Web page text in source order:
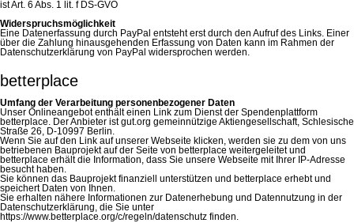
ist Art. 6 Abs. 1 lit. f DS-GVO
Widerspruchsmöglichkeit
Eine Datenerfassung durch PayPal entsteht erst durch den Aufruf des Links. Einer
über die Zahlung hinausgehenden Erfassung von Daten kann im Rahmen der
Datenschutzerklärung von PayPal widersprochen werden.
betterplace
Umfang der Verarbeitung personenbezogener Daten
Unser Onlineangebot enthält einen Link zum Dienst der Spendenplattform
betterplace. Der Anbieter ist gut.org gemeinnützige Aktiengesellschaft, Schlesische
Straße 26, D-10997 Berlin.
Wenn Sie auf den Link auf unserer Webseite klicken, werden sie zu dem von uns
betriebenen Bauprojekt auf der Seite von betterplace weitergeleitet und
betterplace erhält die Information, dass Sie unsere Webseite mit Ihrer IP-Adresse
besucht haben.
Sie können das Bauprojekt finanziell unterstützen und betterplace erhebt und
speichert Daten von Ihnen.
Sie erhalten nähere Informationen zur Datenerhebung und Datennutzung in der
Datenschutzerklärung, die Sie unter
https://www.betterplace.org/c/regeln/datenschutz finden.